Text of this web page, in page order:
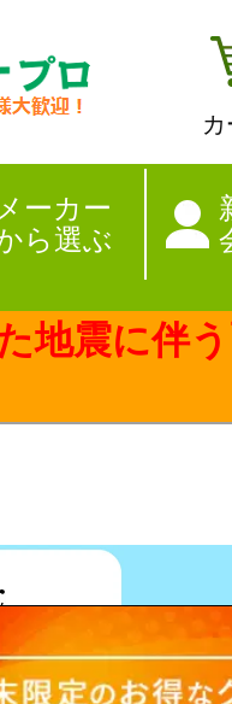
メーカー
ら選ぶ
季休暇のお
地震に伴